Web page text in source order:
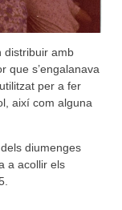
distribuir amb
que s’engalanava
per a fer
així com alguna
diumenges
a acollir els